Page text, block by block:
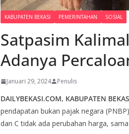
KABUPATEN BEKASI PEMERINTAHAN SOSIAL
Satpasim
Adanya
Januari 29, 2024 Penulis
DAILYBEKASI.COM, KABUPATEN
pendapatan bukan pajak negara
dan C tidak ada perubahan harga,